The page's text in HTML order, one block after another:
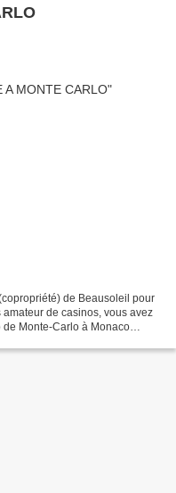
de Beausoleil pour
de casinos, vous avez
Monte-Carlo à Monaco